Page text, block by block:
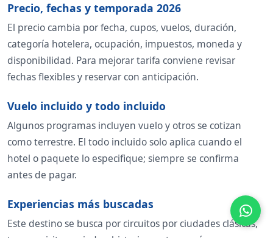
Precio, fechas y temporada 2026
El precio cambia por fecha, cupos, vuelos, duración,
categoría hotelera, ocupación, impuestos, moneda y
disponibilidad. Para mejorar tarifa conviene revisar
fechas flexibles y reservar con anticipación.
Vuelo incluido y todo incluido
Algunos programas incluyen vuelo y otros se cotizan
como terrestre. El todo incluido solo aplica cuando el
hotel o paquete lo especifique; siempre se confirma
antes de pagar.
Experiencias más buscadas
Este destino se busca por circuitos por ciudades clásicas,